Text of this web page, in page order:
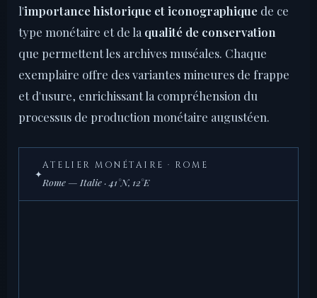
l'importance historique et iconographique de ce
type monétaire et de laqualité de conservation
que permettent les archives muséales. Chaque
exemplaire offre des variantes mineures de frappe
et d'usure, enrichissant la compréhension du
processus de production monétaire augustéen.
✦
ATELIER MONÉTAIRE · ROME
Rome — Italie · 41°N, 12°E